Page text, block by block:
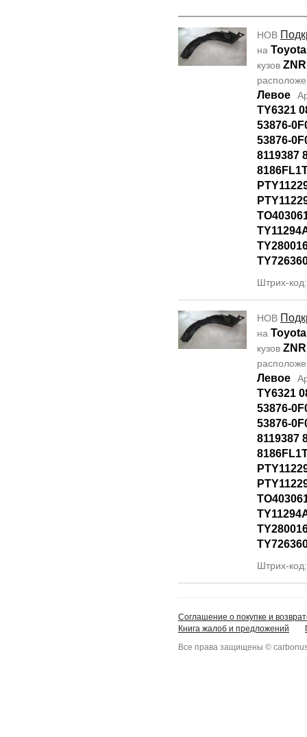
НОВ
на
кузов
Левое
TY6321
53876-
53876-
8119387
Штрих-
НОВ
на
кузов
Левое
TY6321
53876-
53876-
8119387
Штрих-
Соглашение о покупке и
Книга жалоб и предложений
Все права защищены ©